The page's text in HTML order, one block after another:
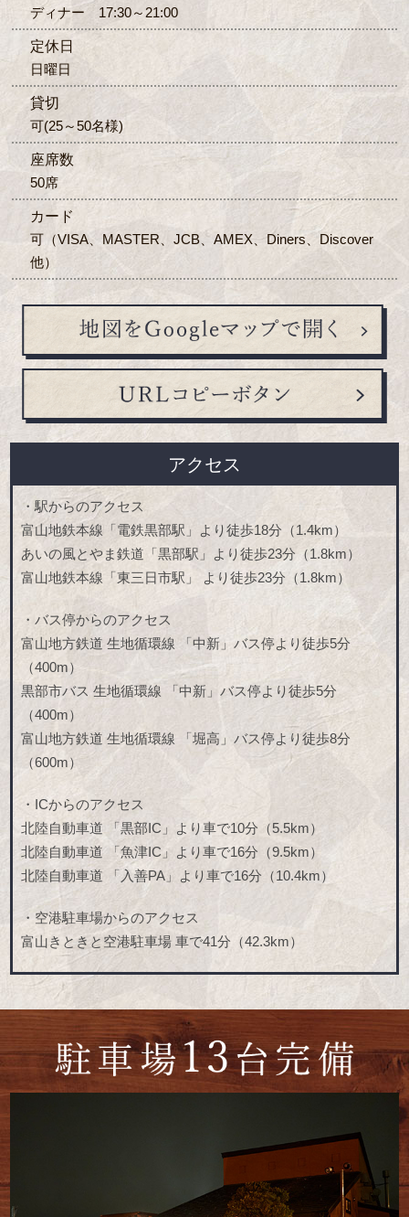
ディナー 17:30～21:00
定休日
日曜日
貸切
可(25～50名様)
座席数
50席
カード
可（VISA、MASTER、JCB、AMEX、Diners、Discover
他）
アクセス
・駅からのアクセス
富山地鉄本線「電鉄黒部駅」より徒歩18分（1.4km）
あいの風とやま鉄道「黒部駅」より徒歩23分（1.8km）
富山地鉄本線「東三日市駅」 より徒歩23分（1.8km）
・バス停からのアクセス
富山地方鉄道 生地循環線 「中新」バス停より徒歩5分
（400m）
黒部市バス 生地循環線 「中新」バス停より徒歩5分
（400m）
富山地方鉄道 生地循環線 「堀高」バス停より徒歩8分
（600m）
・ICからのアクセス
北陸自動車道 「黒部IC」より車で10分（5.5km）
北陸自動車道 「魚津IC」より車で16分（9.5km）
北陸自動車道 「入善PA」より車で16分（10.4km）
・空港駐車場からのアクセス
富山きときと空港駐車場 車で41分（42.3km）